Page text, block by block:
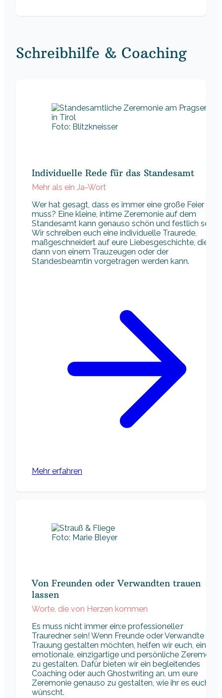
Schreibhilfe & Coaching
Foto: Blitzkneisser
Individuelle Rede für das Standesamt
Mehr als ein Ja-Wort
Wer hat gesagt, dass es immer eine große Feier sein
muss? Eine kleine, intime Zeremonie auf dem
Standesamt kann genauso schön und festlich sein.
Wir schreiben euch eine individuelle Traurede,
maßgeschneidert auf eure Liebesgeschichte, die
dann von einem Trauzeugen oder der
Standesbeamtin vorgetragen werden kann.
Mehr erfahren
Foto: Marie Bleyer
Von Freunden oder Verwandten trauen
lassen
Worte, die von Herzen kommen
Es muss nicht immer ein:e professionelle:r
Trauredner sein! Wenn Freunde oder Verwandte eure
Trauung gestalten möchten, helfen wir euch, eine
emotionale, einzigartige und persönliche Zeremonie
zu gestalten. Dafür bieten wir ein begleitendes
Coaching oder auch Ghostwriting an, um eure
Zeremonie genauso zu gestalten, wie ihr es euch
wünscht.